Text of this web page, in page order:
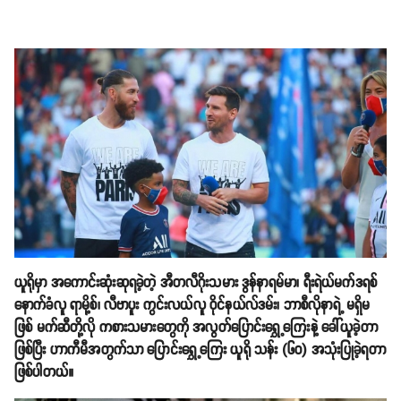
ယူရိုမှာ အကောင်းဆုံးဆုရခဲ့တဲ့ အီတလီဂိုးသမား ဒွန်နာရမ်မာ၊ ရီးရဲယ်မက်ဒရစ်
နောက်ခံလူ ရာမို့စ်၊ လီဗာပူး ကွင်းလယ်လူ ဝိုင်နယ်လ်ဒမ်း၊ ဘာစီလိုနာရဲ့ မရှိမ
ဖြစ် မက်ဆီတို့လို ကစားသမားတွေကို အလွတ်ပြောင်းရွှေ့ကြေးနဲ့ ခေါ်ယူခဲ့တာ
ဖြစ်ပြီး ဟာကီမီအတွက်သာ ပြောင်းရွှေ့ကြေး ယူရို သန်း (၆၀) အသုံးပြုခဲ့ရတာ
ဖြစ်ပါတယ်။